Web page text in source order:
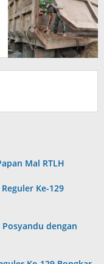
Mal RTLH
Ke-129
dengan